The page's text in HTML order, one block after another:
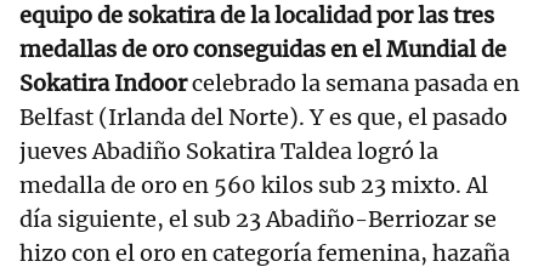
equipo de sokatira de la localidad por las tres
medallas de oro conseguidas en el Mundial de
Sokatira Indoorcelebrado la semana pasada en
Belfast (Irlanda del Norte). Y es que, el pasado
jueves Abadiño Sokatira Taldea logró la
medalla de oro en 560 kilos sub 23 mixto. Al
día siguiente, el sub 23 Abadiño-Berriozar se
hizo con el oro en categoría femenina, hazaña